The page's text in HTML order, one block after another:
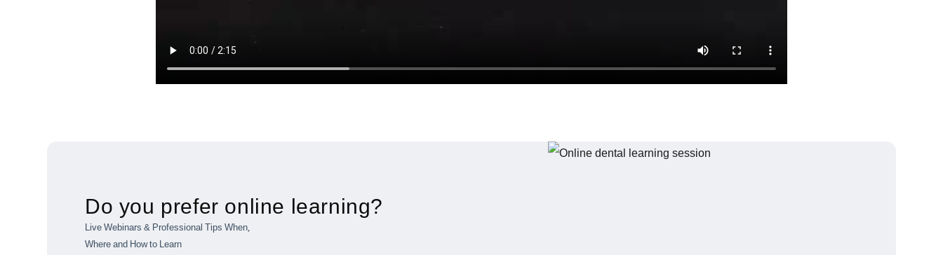
Do you prefer online learning?
Live Webinars & Professional Tips When,
Where and How to Learn